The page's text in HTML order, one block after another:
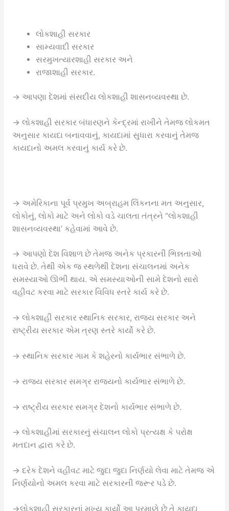
લોકશાહી સરકાર
સામ્યવાદી સરકાર
સરમુખત્યારશાહી સરકાર અને
રાજાશાહી સરકાર.
→ આપણા દેશમાં સંસદીય લોકશાહી શાસનવ્યવસ્થા છે.
→ લોકશાહી સરકાર બંધારણને કેન્દ્રમાં રાખીને તેમજ લોકમત
અનુસાર કાયદા બનાવવાનું, કાયદામાં સુધારા કરવાનું તેમજ
કાયદાનો અમલ કરવાનું કાર્ય કરે છે.
→ અમેરિકાના પૂર્વ પ્રમુખ અબ્રાહમ લિંકનના મત અનુસાર,
લોકોનું, લોકો માટે અને લોકો વડે ચાલતા તંત્રને “લોકશાહી
શાસનવ્યવસ્થા’ કહેવામાં આવે છે.
→ આપણો દેશ વિશાળ છે તેમજ અનેક પ્રકારની ભિન્નતાઓ
ધરાવે છે. તેથી એક જ સ્થળેથી દેશના સંચાલનમાં અનેક
સમસ્યાઓ ઊભી થાય. એ સમસ્યાઓની સામે દેશનો સારો
વહીવટ કરવા માટે સરકાર વિવિધ સ્તરે કાર્ય કરે છે.
→ લોકશાહી સરકાર સ્થાનિક સરકાર, રાજ્ય સરકાર અને
રાષ્ટ્રીય સરકાર એમ ત્રણ સ્તરે કાર્યો કરે છે.
→ સ્થાનિક સરકાર ગામ કે શહેરનો કાર્યભાર સંભાળે છે.
→ રાજ્ય સરકાર સમગ્ર રાજ્યનો કાર્યભાર સંભાળે છે.
→ રાષ્ટ્રીય સરકાર સમગ્ર દેશનો કાર્યભાર સંભાળે છે.
→ લોકશાહીમાં સરકારનું સંચાલન લોકો પ્રત્યક્ષ કે પરોક્ષ
મતદાન દ્વારા કરે છે.
→ દરેક દેશને વહીવટ માટે જુદા જુદા નિર્ણયો લેવા માટે તેમજ એ
નિર્ણયોનો અમલ કરવા માટે સરકારની જરૂર પડે છે.
→લોકશાહી સરકારનાં મુખ્ય કાર્યો આ પ્રમાણે છે તે કાયદા